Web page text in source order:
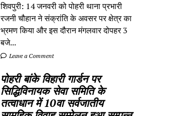
शिवपुरी: 14 जनवरी को पोहरी थाना प्रभारी
रजनी चौहान ने संक्रांति के अवसर पर क्षेत्र का
भ्रमण किया और इस दौरान मंगलवार दोपहर 3
बजे...
Leave a Comment
पोहरी बांके विहारी गार्डन पर
सिद्धिविनायक सेवा समिति के
तत्वाधान में 10वा सर्वजातीय